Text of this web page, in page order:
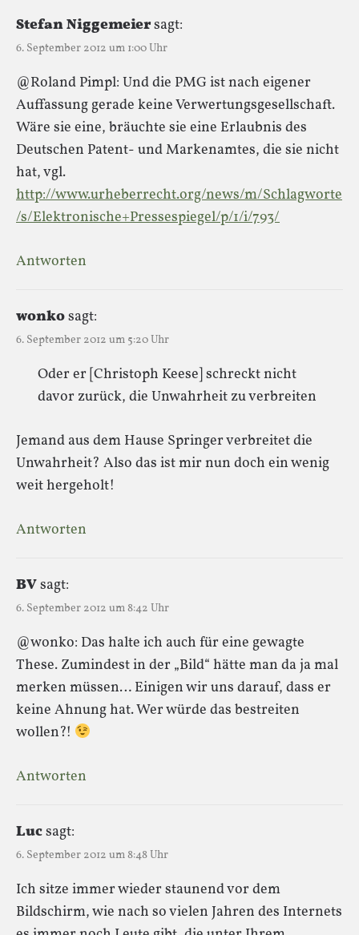
Stefan Niggemeiersagt:
6. September 2012 um 1:00 Uhr
@Roland Pimpl: Und die PMG ist nach eigener
Auffassung gerade keine Verwertungsgesellschaft.
Wäre sie eine, bräuchte sie eine Erlaubnis des
Deutschen Patent- und Markenamtes, die sie nicht
hat, vgl.
http://www.urheberrecht.org/news/m/Schlagworte
/s/Elektronische+Pressespiegel/p/1/i/793/
Antworten
wonkosagt:
6. September 2012 um 5:20 Uhr
Oder er [Christoph Keese] schreckt nicht
davor zurück, die Unwahrheit zu verbreiten
Jemand aus dem Hause Springer verbreitet die
Unwahrheit? Also das ist mir nun doch ein wenig
weit hergeholt!
Antworten
BVsagt:
6. September 2012 um 8:42 Uhr
@wonko: Das halte ich auch für eine gewagte
These. Zumindest in der „Bild“ hätte man da ja mal
merken müssen… Einigen wir uns darauf, dass er
keine Ahnung hat. Wer würde das bestreiten
wollen?!
Antworten
Lucsagt:
6. September 2012 um 8:48 Uhr
Ich sitze immer wieder staunend vor dem
Bildschirm, wie nach so vielen Jahren des Internets